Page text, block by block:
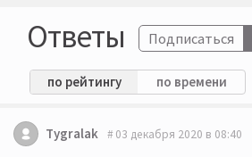
Ответы Подписаться
по рейтингу по времени
Tygralak 03 декабря 2020 в 08:40